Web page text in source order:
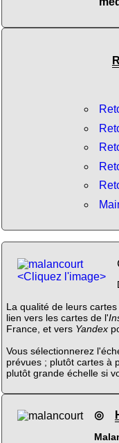
<Cliquez l'image>
La qualité de leurs
lien vers les cartes de l'
France, et vers Yandex
Vous sélectionnerez
prévues ; plutôt cartes à
plutôt grande échelle si
◎